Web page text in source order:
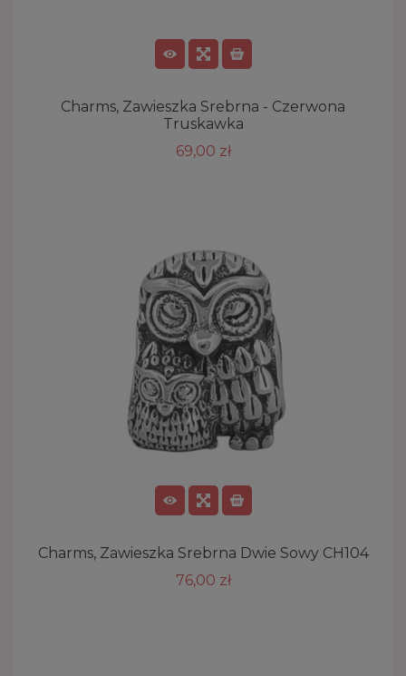
Charms, Zawieszka Srebrna - Czerwona
Truskawka
69,00 zł
Charms, Zawieszka Srebrna Dwie Sowy CH104
76,00 zł